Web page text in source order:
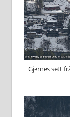
Gjernes sett